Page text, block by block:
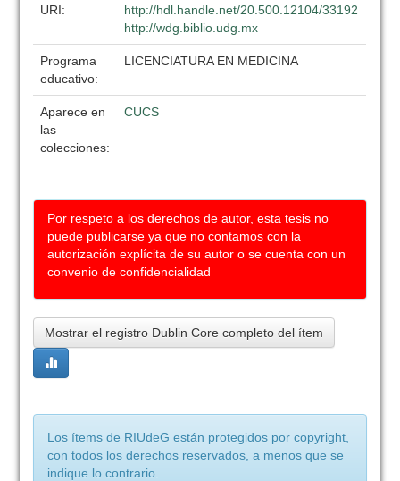
URI:
http://hdl.handle.net/20.500.12104/33192
http://wdg.biblio.udg.mx
Programa
educativo:
LICENCIATURA EN MEDICINA
Aparece en
las
colecciones:
CUCS
Por respeto a los derechos de autor, esta tesis no
puede publicarse ya que no contamos con la
autorización explícita de su autor o se cuenta con un
convenio de confidencialidad
Mostrar el registro Dublin Core completo del ítem
Los ítems de RIUdeG están protegidos por copyright,
con todos los derechos reservados, a menos que se
indique lo contrario.